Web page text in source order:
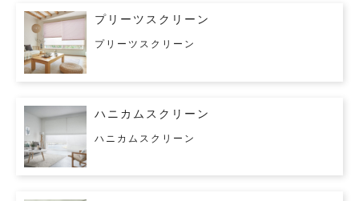
プリーツスクリーン
プリーツスクリーン
ハニカムスクリーン
ハニカムスクリーン